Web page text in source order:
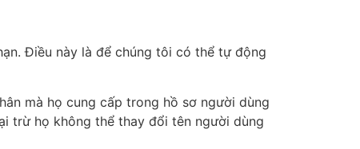
Điều này là để chúng tôi có thể tự động
mà họ cung cấp trong hồ sơ người dùng
trừ họ không thể thay đổi tên người dùng